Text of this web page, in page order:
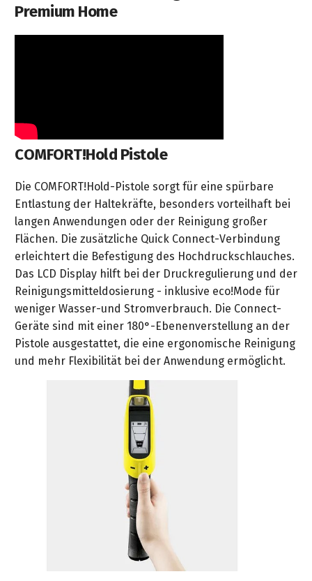
Premium Home
COMFORT!Hold Pistole
Die COMFORT!Hold-Pistole sorgt für eine spürbare
Entlastung der Haltekräfte, besonders vorteilhaft bei
langen Anwendungen oder der Reinigung großer
Flächen. Die zusätzliche Quick Connect-Verbindung
erleichtert die Befestigung des Hochdruckschlauches.
Das LCD Display hilft bei der Druckregulierung und der
Reinigungsmitteldosierung - inklusive eco!Mode für
weniger Wasser-und Stromverbrauch. Die Connect-
Geräte sind mit einer 180°-Ebenenverstellung an der
Pistole ausgestattet, die eine ergonomische Reinigung
und mehr Flexibilität bei der Anwendung ermöglicht.